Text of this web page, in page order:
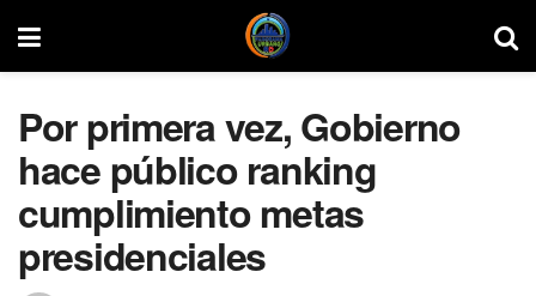
Por primera vez, Gobierno
hace público ranking
cumplimiento metas
presidenciales